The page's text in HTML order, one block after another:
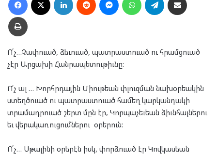
Տպել
Ո՛չ…Չափ­ուած, ձեւ­ուած, պատ­րաստ­ուած ու հրամց­ուած
չէր Ար­ցա­խի Հան­րա­պե­տու­թիւնը:
Ո՛չ ալ … Խորհր­դա­յին Միու­թեան փլուզ­ման նա­խօր­եա­կին
ստեղծ­ուած ու պատ­րաստ­ուած հա­մեղ կար­կան­դա­կի
տրա­մադր­ուած շերտ մըն էր, Կոր­պա­չեւ­եան ձիւն­հալ­նե­րու
եւ վե­րա­կա­ռու­ցում­նե­րու օրե­րուն:
Ո՛չ… Սթա­լի­նի օրե­րէն իսկ, փորձ­ուած էր Կով­կաս­եան